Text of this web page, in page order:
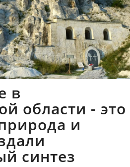
в
области - это
и
синтез